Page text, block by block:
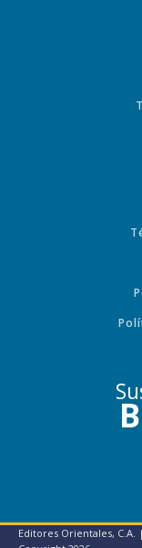
Editores Orientales, C.A.